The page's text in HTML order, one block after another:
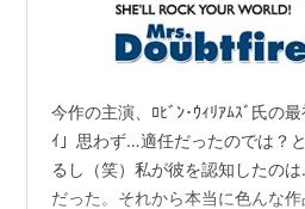
今作の主演、ﾛﾋﾞﾝ･ｳｨﾘｱﾑｽﾞ氏の
ｲ」思わず…適任だったのでは？
るし（笑）私が彼を認知したの
だった。それから本当に色んな